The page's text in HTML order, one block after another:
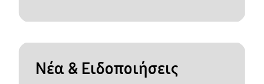
Νέα & Ειδοποιήσεις